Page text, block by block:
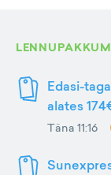
Edasi-
alates
Täna 11:16